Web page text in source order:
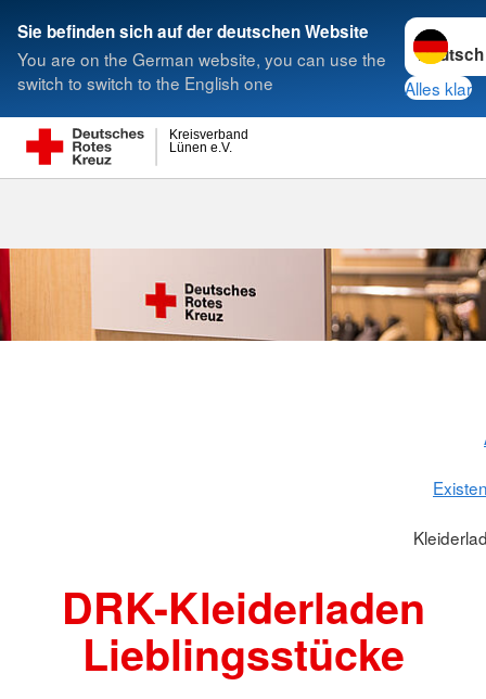
Sie befinden sich auf der deutschen Website
You are on the German website, you can use the
switch to switch to the English one
Sprache
Alles klar
Lünen e.V.
Kreisverband
Suche
DRK-Kleiderladen
Lieblingsstücke